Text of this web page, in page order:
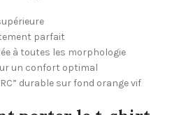
parfait
à toutes les morphologie
un confort optimal
durable sur fond orange vif